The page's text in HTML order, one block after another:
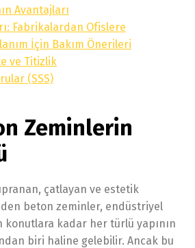
Avantajları
Fabrikalardan Ofislere
İçin Bakım Önerileri
ve Titizlik
(SSS)
Zeminlerin
çatlayan ve estetik
beton zeminler, endüstriyel
kadar her türlü yapının
biri haline gelebilir. Ancak bu